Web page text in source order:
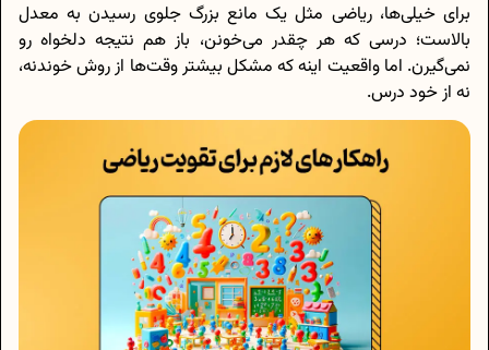
برای خیلی‌ها، ریاضی مثل یک مانع بزرگ جلوی رسیدن به معدل
بالاست؛ درسی که هر چقدر می‌خونن، باز هم نتیجه دلخواه رو
نمی‌گیرن. اما واقعیت اینه که مشکل بیشتر وقت‌ها از روش خوندنه،
نه از خود درس.